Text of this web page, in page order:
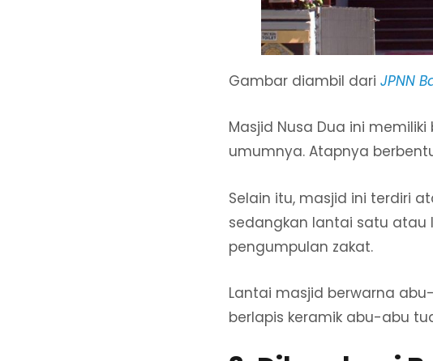
Gambar diambil dari JPNN
Masjid Nusa Dua ini
umumnya. Atapnya
Selain itu, masjid ini terdiri
sedangkan lantai satu
pengumpulan zakat.
Lantai masjid berwarna
berlapis keramik abu-abu